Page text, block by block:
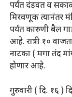
पर्यंत दंडवत व
मिरवणूक त्यानंतर
पर्यंत कारुणी बैल
आहे. रात्री १०
नाटका ( मगा तंद
होणार आहे.
गुरुवारी ( दि. १६ )